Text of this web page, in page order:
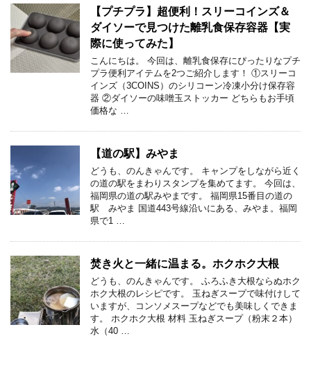
【プチプラ】超便利！スリーコインズ＆
ダイソーで見つけた離乳食保存容器【実
際に使ってみた】
こんにちは。 今回は、離乳食保存にぴったりなプチ
プラ便利アイテムを2つご紹介します！ ①スリーコ
インズ（3COINS）のシリコーン冷凍小分け保存容
器 ②ダイソーの味噌玉ストッカー どちらもお手頃
価格な …
【道の駅】みやま
どうも、のんきゃんです。 キャンプをしながら近く
の道の駅をまわりスタンプを集めてます。 今回は、
福岡県の道の駅みやまです。 福岡県15番目の道の
駅 みやま 国道443号線沿いにある、みやま。福岡
県で1 …
焚き火と一緒に温まる。ホクホク大根
どうも、のんきゃんです。 ふろふき大根ならぬホク
ホク大根のレシピです。 玉ねぎスープで味付けして
いますが、コンソメスープなどでも美味しくできま
す。 ホクホク大根 材料 玉ねぎスープ（粉末２本）
水（40 …